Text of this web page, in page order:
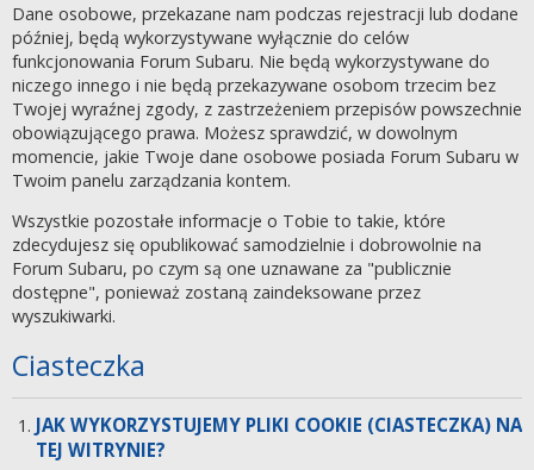
Dane osobowe, przekazane nam podczas rejestracji lub dodane
później, będą wykorzystywane wyłącznie do celów
funkcjonowania Forum Subaru. Nie będą wykorzystywane do
niczego innego i nie będą przekazywane osobom trzecim bez
Twojej wyraźnej zgody, z zastrzeżeniem przepisów powszechnie
obowiązującego prawa. Możesz sprawdzić, w dowolnym
momencie, jakie Twoje dane osobowe posiada Forum Subaru w
Twoim panelu zarządzania kontem.
Wszystkie pozostałe informacje o Tobie to takie, które
zdecydujesz się opublikować samodzielnie i dobrowolnie na
Forum Subaru, po czym są one uznawane za "publicznie
dostępne", ponieważ zostaną zaindeksowane przez
wyszukiwarki.
Ciasteczka
JAK WYKORZYSTUJEMY PLIKI COOKIE (CIASTECZKA) NA
TEJ WITRYNIE?